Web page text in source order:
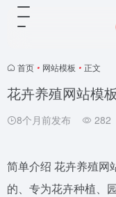
首页 • 网站模板 • 正文
花卉养殖网站模板
8个月前发布 282
简单介绍 花卉养殖网
的、专为花卉种植、